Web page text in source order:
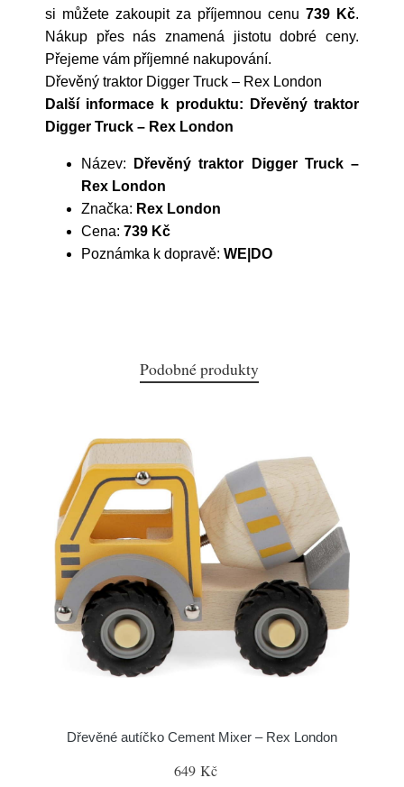
si můžete zakoupit za příjemnou cenu 739 Kč.
Nákup přes nás znamená jistotu dobré ceny.
Přejeme vám příjemné nakupování.
Dřevěný traktor Digger Truck – Rex London
Další informace k produktu: Dřevěný traktor
Digger Truck – Rex London
Název:
Dřevěný traktor Digger Truck –
Rex London
Značka: Rex London
Cena: 739 Kč
Poznámka k dopravě: WE|DO
Podobné produkty
Dřevěné autíčko Cement Mixer – Rex London
649 Kč